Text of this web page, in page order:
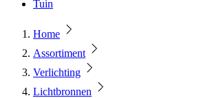
Tuin
Home
Assortiment
Verlichting
Lichtbronnen